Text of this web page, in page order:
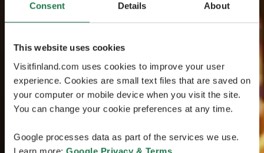
Consent Details About
This website uses cookies
Visitfinland.com uses cookies to improve your user
experience. Cookies are small text files that are saved on
your computer or mobile device when you visit the site.
You can change your cookie preferences at any time.
Google processes data as part of the services we use.
Learn more: Google Privacy & Terms.